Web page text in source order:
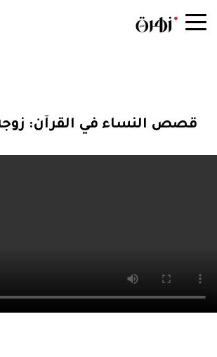
قصص النساء في القرآن: زوجة